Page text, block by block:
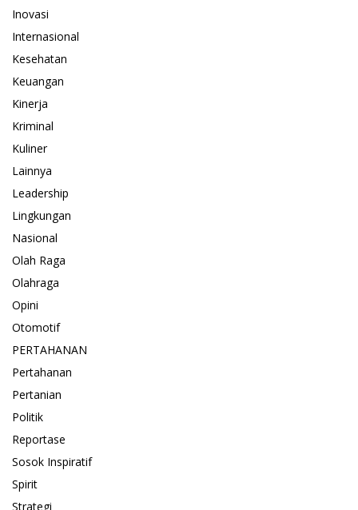
Inovasi
Internasional
Kesehatan
Keuangan
Kinerja
Kriminal
Kuliner
Lainnya
Leadership
Lingkungan
Nasional
Olah Raga
Olahraga
Opini
Otomotif
PERTAHANAN
Pertahanan
Pertanian
Politik
Reportase
Sosok Inspiratif
Spirit
Strategi